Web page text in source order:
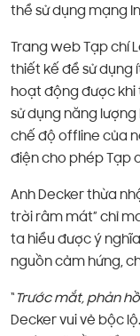
thể sử dụng mạng
Trang web Tạp chí
thiết kế để sử dụng
hoạt động được khi
sử dụng năng
chế độ offline của
điện cho phép Tạp
Anh Decker thừa
trời râm mát” chỉ
ta hiểu được ý
nguồn cảm hứng,
“ Trước mắt, phản
Decker vui vẻ bộc